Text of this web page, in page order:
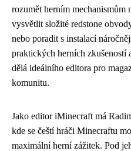
rozumět herním mechanismům
vysvětlit složité redstone
nebo poradit s instalací
praktických herních zkušeností
dělá ideálního editora pro
komunitu.
Jako editor iMinecraft má
kde se čeští hráči Minecraftu
maximální herní zážitek. Pod